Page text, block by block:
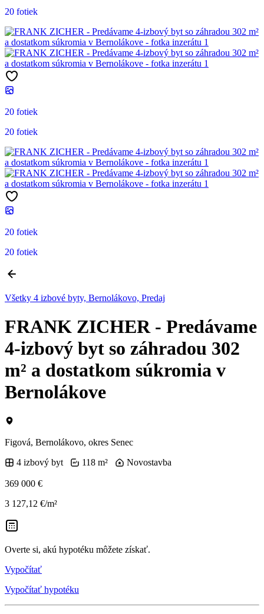
20 fotiek
20 fotiek
20 fotiek
20 fotiek
20 fotiek
Všetky 4 izbové byty, Bernolákovo, Predaj
FRANK ZICHER - Predávame
4-izbový byt so záhradou 302
m² a dostatkom súkromia v
Bernolákove
Figová, Bernolákovo, okres Senec
4 izbový byt
118 m² Novostavba
369 000 €
3 127,12 €/m²
Overte si, akú hypotéku môžete získať.
Vypočítať
Vypočítať hypotéku